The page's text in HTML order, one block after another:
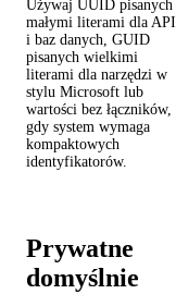
Używaj UUID pisanych
małymi literami dla API
i baz danych, GUID
pisanych wielkimi
literami dla narzędzi w
stylu Microsoft lub
wartości bez łączników,
gdy system wymaga
kompaktowych
identyfikatorów.
Prywatne
domyślnie